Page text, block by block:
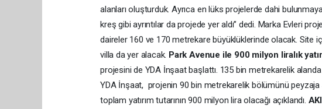
alanları oluşturduk. Ayrıca en lüks projelerde dahi
kreş gibi ayrıntılar da projede yer aldı’’ dedi. Marka Evleri
daireler 160 ve 170 metrekare büyüklüklerinde olacak. Site
villa da yer alacak. Park Avenue ile 900 milyon liralık
projesini de YDA İnşaat başlattı. 135 bin metrekarelik
YDA İnşaat, projenin 90 bin metrekarelik bölümünü
toplam yatırım tutarının 900 milyon lira olacağı açıklandı.